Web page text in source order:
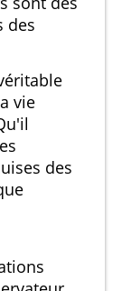
des
vie
des